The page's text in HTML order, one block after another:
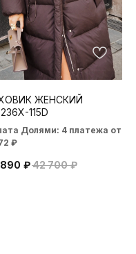
ЖЕНСКИЙ
115D
Долями: 4 платежа от
₽
₽42 700 ₽